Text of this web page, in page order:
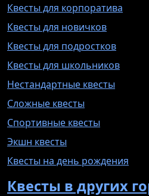
Квесты для корпоратива
Квесты для новичков
Квесты для подростков
Квесты для школьников
Нестандартные квесты
Сложные квесты
Спортивные квесты
Экшн квесты
Квесты на день рождения
Квесты в других